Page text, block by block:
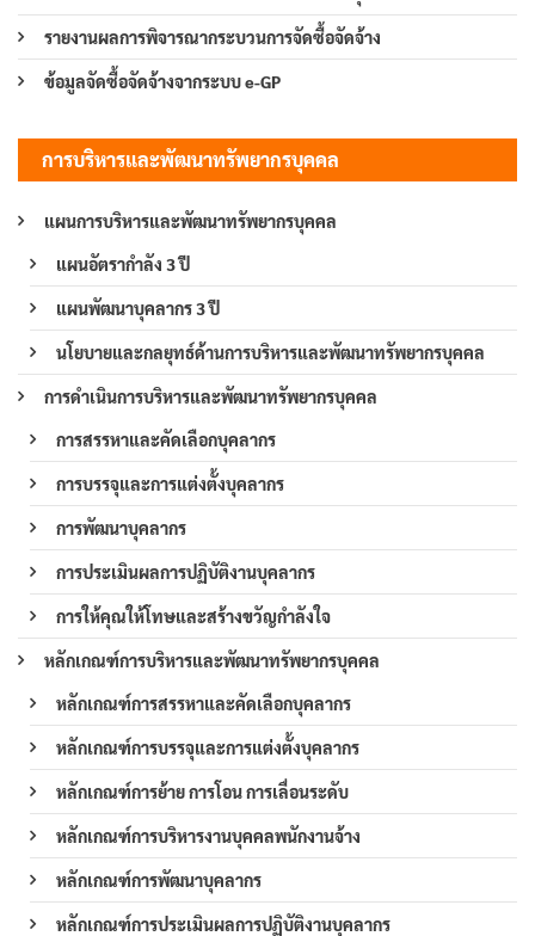
รายงานผลการพิจารณากระบวนการจัดซื้อจัดจ้าง
ข้อมูลจัดซื้อจัดจ้างจากระบบ e-GP
การบริหารและพัฒนาทรัพยากรบุคคล
แผนการบริหารและพัฒนาทรัพยากรบุคคล
แผนอัตรากำลัง 3 ปี
แผนพัฒนาบุคลากร 3 ปี
นโยบายและกลยุทธ์ด้านการบริหารและพัฒนาทรัพยากรบุคคล
การดำเนินการบริหารและพัฒนาทรัพยากรบุคคล
การสรรหาและคัดเลือกบุคลากร
การบรรจุและการแต่งตั้งบุคลากร
การพัฒนาบุคลากร
การประเมินผลการปฏิบัติงานบุคลากร
การให้คุณให้โทษและสร้างขวัญกำลังใจ
หลักเกณฑ์การบริหารและพัฒนาทรัพยากรบุคคล
หลักเกณฑ์การสรรหาและคัดเลือกบุคลากร
หลักเกณฑ์การบรรจุและการแต่งตั้งบุคลากร
หลักเกณฑ์การย้าย การโอน การเลื่อนระดับ
หลักเกณฑ์การบริหารงานบุคคลพนักงานจ้าง
หลักเกณฑ์การพัฒนาบุคลากร
หลักเกณฑ์การประเมินผลการปฏิบัติงานบุคลากร